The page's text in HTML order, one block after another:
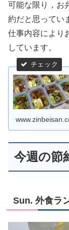
可能な限り，お
約だと思ってい
仕事内容により
しています。
今週の節
Sun. 外食ラ